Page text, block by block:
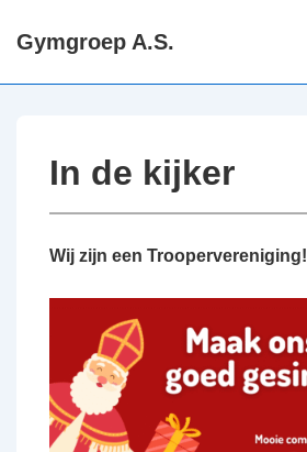
Doorgaan
Gymgroep A.S.
In de kijker
Wij zijn een Troopervereniging!